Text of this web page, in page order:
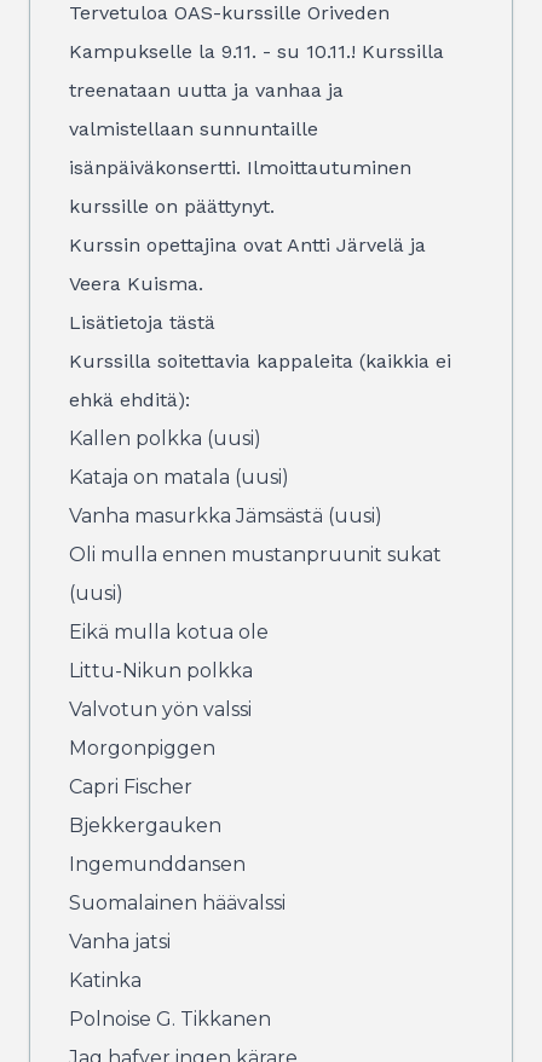
Tervetuloa OAS-kurssille Oriveden
Kampukselle la 9.11. - su 10.11.! Kurssilla
treenataan uutta ja vanhaa ja
valmistellaan sunnuntaille
isänpäiväkonsertti. Ilmoittautuminen
kurssille on päättynyt.
Kurssin opettajina ovat Antti Järvelä ja
Veera Kuisma.
Lisätietoja tästä
Kurssilla soitettavia kappaleita (kaikkia ei
ehkä ehditä):
Kallen polkka (uusi)
Kataja on matala (uusi)
Vanha masurkka Jämsästä (uusi)
Oli mulla ennen mustanpruunit sukat
(uusi)
Eikä mulla kotua ole
Littu-Nikun polkka
Valvotun yön valssi
Morgonpiggen
Capri Fischer
Bjekkergauken
Ingemunddansen
Suomalainen häävalssi
Vanha jatsi
Katinka
Polnoise G. Tikkanen